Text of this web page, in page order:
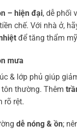
– hiện đại, dễ phối
chế. Với nhà ở,
để tăng thẩm
mưa
& lớp phủ giúp
thường. Thêm
rõ rệt.
dễ nóng & ồn;